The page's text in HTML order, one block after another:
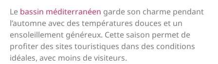
Le bassin méditerranéen garde son charme pendant
l’automne avec des températures douces et un
ensoleillement généreux. Cette saison permet de
profiter des sites touristiques dans des conditions
idéales, avec moins de visiteurs.